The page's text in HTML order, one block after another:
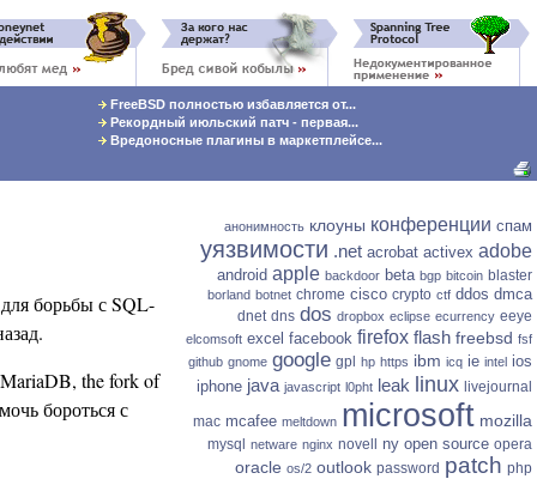
FreeBSD полностью избавляется от...
Рекордный июльский патч - первая...
Вредоносные плагины в маркетплейсе...
борьбы с SQL-
the fork of
бороться с
анонимность клоуны конференции спам
уязвимости .net acrobat activex adobe
android apple backdoor beta bgp bitcoin blaster
borland botnet chrome cisco crypto ctf ddos dmca
dnet dns dos dropbox eclipse ecurrency eeye
elcomsoft excel facebook firefox flash freebsd fsf
github gnome google gpl hp https ibm icq ie intel ios
iphone java javascript l0pht leak linux livejournal
mac mcafee meltdown microsoft mozilla
mysql netware nginx novell ny open source opera
oracle os/2 outlook password patch php